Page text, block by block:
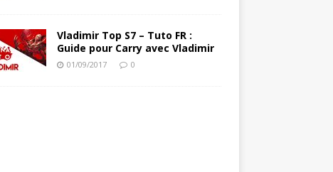
Vladimir Top S7 – Tuto FR :
Guide pour Carry avec Vladimir
01/09/2017 0